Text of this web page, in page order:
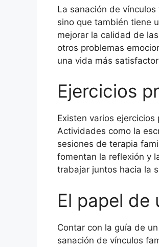
La sanación de
sino que también tiene
mejorar la calidad de
otros problemas
una vida más
Ejercicios
Existen varios
Actividades como la
sesiones de terapia
fomentan la reflexión y
trabajar juntos hacia la
El papel de
Contar con la guía de
sanación de vínculos